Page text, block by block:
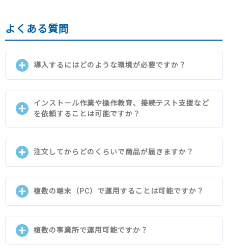
ツヤ、マミーマート、マルイ、丸久、マルイチ、マル
エツ、マルハチ、マルマンストア、マルヤス、マル
ト、万代、ミスターマックス、みしまや、三浦屋、メ
ター、ヤオヨシ、ヤスサキ、ヤマイチ、やまか、ヤマ
クマート、ヨークベニマル、ヨシヅヤ、よねや、与野
フード、ライフフーズ、リオンドール、リブロ、ロッ
キー、わしお、綿半パートナーズ、綿半フレッシュマ
よくある質問
導入するにはどのような環境が必要ですか？
インターネット環境（光回線、ADSL）に接続された
PCとA4対応プリンタ及びDVD-ROMをご用意くださ
インストール作業や操作教育、接続テスト支援など
を依頼することは可能ですか？
別途有償にて承ります。
注文してからどのくらいで商品が届きますか？
１～２週間でお届けしております。注文のタイミング
により納品にかかる日数が変わる場合がありますの
複数の端末（PC）で運用することは可能ですか？
はい、追加端末（別途費用）をご利用いただく事で運
用可能です。
複数の事業所で運用可能ですか？